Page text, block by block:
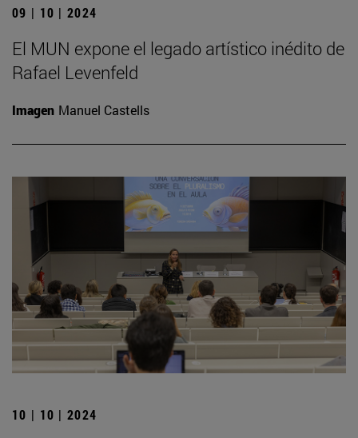
09 | 10 | 2024
El MUN expone el legado artístico inédito de
Rafael Levenfeld
Imagen Manuel Castells
10 | 10 | 2024